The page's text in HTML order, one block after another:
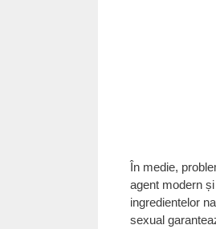
În medie,
agent modern
ingredientelor
sexual